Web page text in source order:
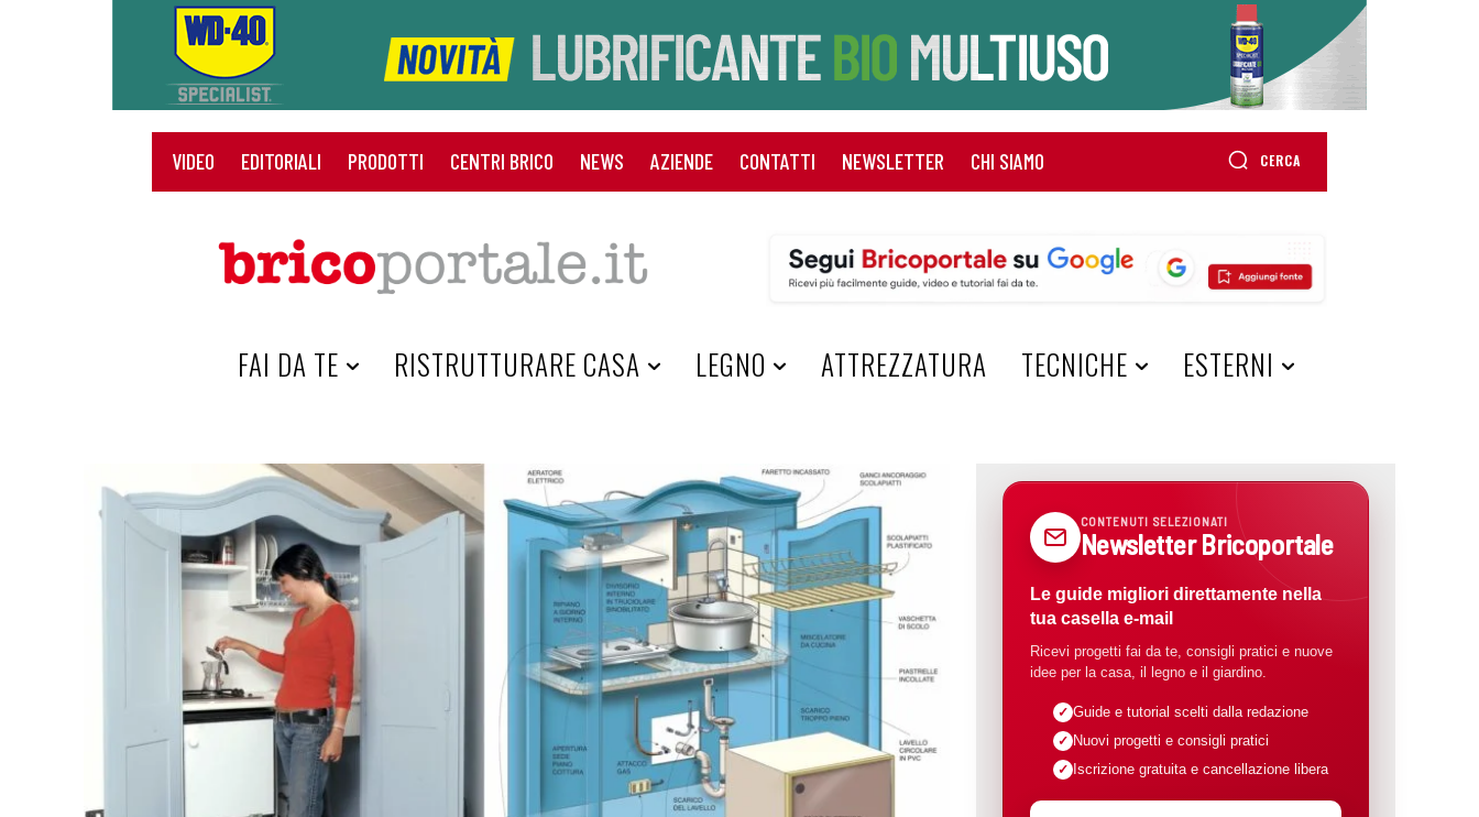
VIDEO EDITORIALI PRODOTTI CENTRI BRICO NEWS AZIENDE CONTATTI NEWSLETTER CHI SIAMO CERCA
HOME
FAI DA TE RISTRUTTURARE CASA LEGNO ATTREZZATURA TECNICHE ESTERNI
CONTENUTI SELEZIONATI
Newsletter Bricoportale
Le guide migliori direttamente nella
tua casella e-mail
Ricevi progetti fai da te, consigli pratici e nuove
idee per la casa, il legno e il giardino.
Guide e tutorial scelti dalla redazione
Nuovi progetti e consigli pratici
Iscrizione gratuita e cancellazione libera